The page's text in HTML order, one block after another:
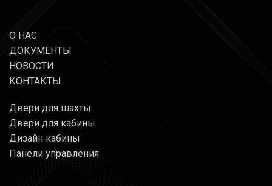
О НАС
ДОКУМЕНТЫ
НОВОСТИ
КОНТАКТЫ
Двери для шахты
Двери для кабины
Дизайн кабины
Панели управления